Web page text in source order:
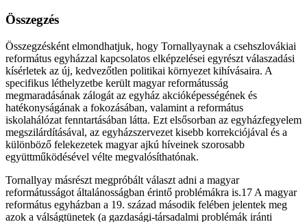
Összegzés
Összegzésként elmondhatjuk, hogy Tornallyaynak a csehszlovákiai
református egyházzal kapcsolatos elképzelései egyrészt válaszadási
kísérletek az új, kedvezőtlen politikai környezet kihívásaira. A
specifikus léthelyzetbe került magyar reformátusság
megmaradásának zálogát az egyház akcióképességének és
hatékonyságának a fokozásában, valamint a református
iskolahálózat fenntartásában látta. Ezt elsősorban az egyházfegyelem
megszilárdításával, az egyházszervezet kisebb korrekciójával és a
különböző felekezetek magyar ajkú híveinek szorosabb
együttműködésével vélte megvalósíthatónak.
Tornallyay másrészt megpróbált választ adni a magyar
reformátusságot általánosságban érintő problémákra is.17 A magyar
református egyházban a 19. század második felében jelentek meg
azok a válságtünetek (a gazdasági-társadalmi problémák iránti